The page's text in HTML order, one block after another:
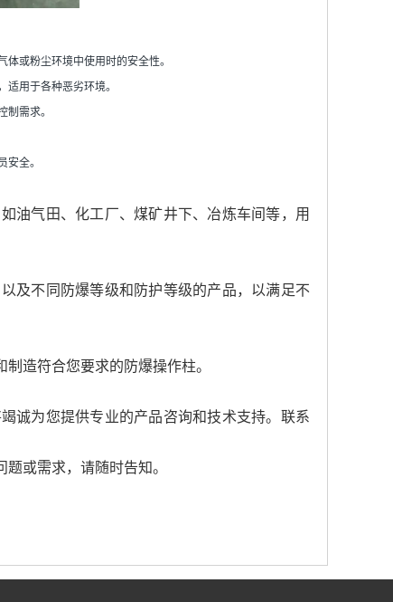
或粉尘环境中使用时的安全性。
用于各种恶劣环境。
需求。
全。
油气田、化工厂、煤矿井下、冶炼车间等，用
及不同防爆等级和防护等级的产品，以满足不
造符合您要求的防爆操作柱。
诚为您提供专业的产品咨询和技术支持。联系
或需求，请随时告知。